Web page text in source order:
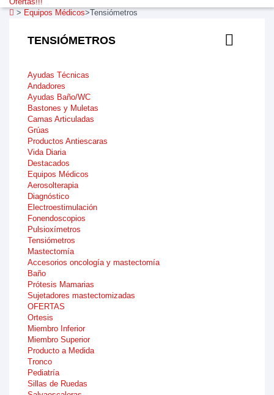
> Equipos Médicos>Tensiómetros
TENSIÓMETROS
Ayudas Técnicas
Andadores
Ayudas Baño/WC
Bastones y Muletas
Camas Articuladas
Grúas
Productos Antiescaras
Vida Diaria
Destacados
Equipos Médicos
Aerosolterapia
Diagnóstico
Electroestimulación
Fonendoscopios
Pulsioxímetros
Tensiómetros
Mastectomía
Accesorios oncología y mastectomía
Baño
Prótesis Mamarias
Sujetadores mastectomizadas
OFERTAS
Ortesis
Miembro Inferior
Miembro Superior
Producto a Medida
Tronco
Pediatría
Sillas de Ruedas